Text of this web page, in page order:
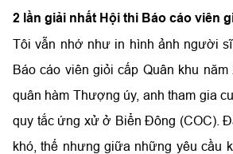
2 lần giải nhất Hội thi Báo cáo viên
Tôi vẫn nhớ như in hình ảnh người
Báo cáo viên giỏi cấp Quân khu năm
quân hàm Thượng úy, anh tham gia
quy tắc ứng xử ở Biển Đông (COC).
khó, thế nhưng giữa những yêu cầu